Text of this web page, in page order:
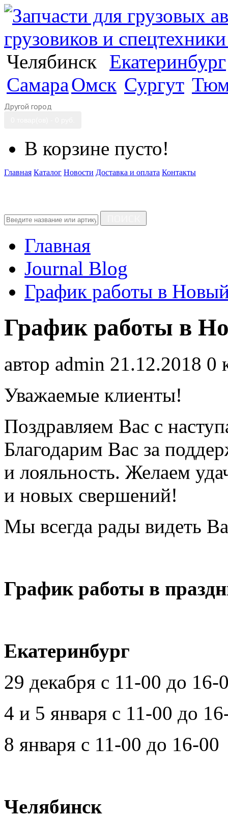
Челябинск
Екатеринбург
СамараОмск Сургут
Другой город
В корзине пусто!
Главная Каталог Новости Доставка и оплата Контакты
Главная
Journal Blog
График работы в
График работы в
автор admin 21.12.2018 0
Уважаемые клиенты!
Поздравляем Вас с
Благодарим Вас за
и лояльность. Желаем
и новых свершений!
Мы всегда рады видеть
График работы в
Екатеринбург
29 декабря с 11-00 до 16-
4 и 5 января с 11-00 до
8 января с 11-00 до 16-00
Челябинск